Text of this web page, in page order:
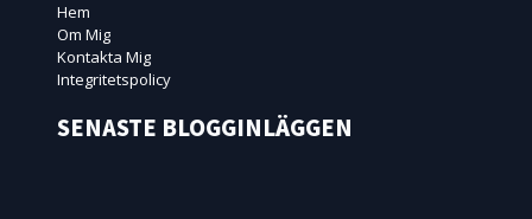
Hem
Om Mig
Kontakta Mig
Integritetspolicy
SENASTE BLOGGINLÄGGEN